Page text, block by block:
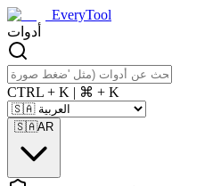
EveryTool
أدوات
CTRL + K | ⌘ + K
🇸🇦AR